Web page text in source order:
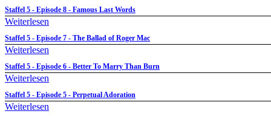
Staffel 5 - Episode 8 - Famous Last Words
Weiterlesen
Staffel 5 - Episode 7 - The Ballad of Roger Mac
Weiterlesen
Staffel 5 - Episode 6 - Better To Marry Than Burn
Weiterlesen
Staffel 5 - Episode 5 - Perpetual Adoration
Weiterlesen